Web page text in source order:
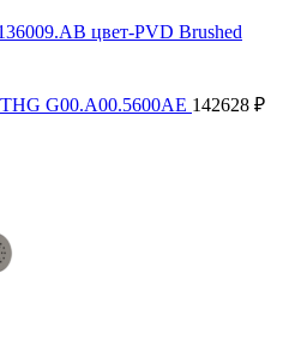
цвет-PVD Brushed
THG G00.A00.5600AE 142628 ₽